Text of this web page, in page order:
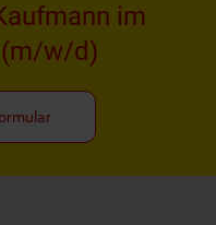
im
(m/w/d)